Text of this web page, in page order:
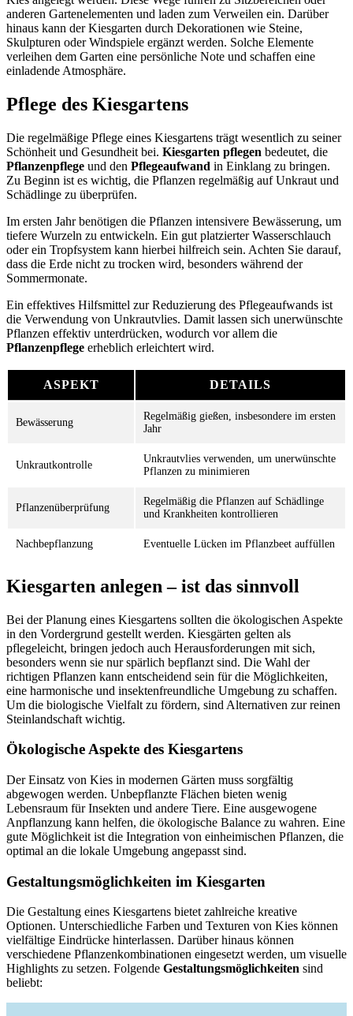
anderen Gartenelementen und laden zum Verweilen ein. Darüber
hinaus kann der Kiesgarten durch Dekorationen wie Steine,
Skulpturen oder Windspiele ergänzt werden. Solche Elemente
verleihen dem Garten eine persönliche Note und schaffen eine
einladende Atmosphäre.
Pflege des Kiesgartens
Die regelmäßige Pflege eines Kiesgartens trägt wesentlich zu seiner
Schönheit und Gesundheit bei. Kiesgarten pflegen bedeutet, die
Pflanzenpflege und den Pflegeaufwand in Einklang zu bringen.
Zu Beginn ist es wichtig, die Pflanzen regelmäßig auf Unkraut und
Schädlinge zu überprüfen.
Im ersten Jahr benötigen die Pflanzen intensivere Bewässerung, um
tiefere Wurzeln zu entwickeln. Ein gut platzierter Wasserschlauch
oder ein Tropfsystem kann hierbei hilfreich sein. Achten Sie darauf,
dass die Erde nicht zu trocken wird, besonders während der
Sommermonate.
Ein effektives Hilfsmittel zur Reduzierung des Pflegeaufwands ist
die Verwendung von Unkrautvlies. Damit lassen sich unerwünschte
Pflanzen effektiv unterdrücken, wodurch vor allem die
Pflanzenpflege erheblich erleichtert wird.
ASPEKT DETAILS
Bewässerung
Regelmäßig gießen, insbesondere im ersten
Jahr
Unkrautkontrolle
Unkrautvlies verwenden, um unerwünschte
Pflanzen zu minimieren
Pflanzenüberprüfung
Regelmäßig die Pflanzen auf Schädlinge
und Krankheiten kontrollieren
Nachbepflanzung Eventuelle Lücken im Pflanzbeet auffüllen
Kiesgarten anlegen – ist das sinnvoll
Bei der Planung eines Kiesgartens sollten die ökologischen Aspekte
in den Vordergrund gestellt werden. Kiesgärten gelten als
pflegeleicht, bringen jedoch auch Herausforderungen mit sich,
besonders wenn sie nur spärlich bepflanzt sind. Die Wahl der
richtigen Pflanzen kann entscheidend sein für die Möglichkeiten,
eine harmonische und insektenfreundliche Umgebung zu schaffen.
Um die biologische Vielfalt zu fördern, sind Alternativen zur reinen
Steinlandschaft wichtig.
Ökologische Aspekte des Kiesgartens
Der Einsatz von Kies in modernen Gärten muss sorgfältig
abgewogen werden. Unbepflanzte Flächen bieten wenig
Lebensraum für Insekten und andere Tiere. Eine ausgewogene
Anpflanzung kann helfen, die ökologische Balance zu wahren. Eine
gute Möglichkeit ist die Integration von einheimischen Pflanzen, die
optimal an die lokale Umgebung angepasst sind.
Gestaltungsmöglichkeiten im Kiesgarten
Die Gestaltung eines Kiesgartens bietet zahlreiche kreative
Optionen. Unterschiedliche Farben und Texturen von Kies können
vielfältige Eindrücke hinterlassen. Darüber hinaus können
verschiedene Pflanzenkombinationen eingesetzt werden, um visuelle
Highlights zu setzen. Folgende Gestaltungsmöglichkeiten sind
beliebt: